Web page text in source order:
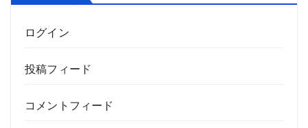
ログイン
投稿フィード
コメントフィード